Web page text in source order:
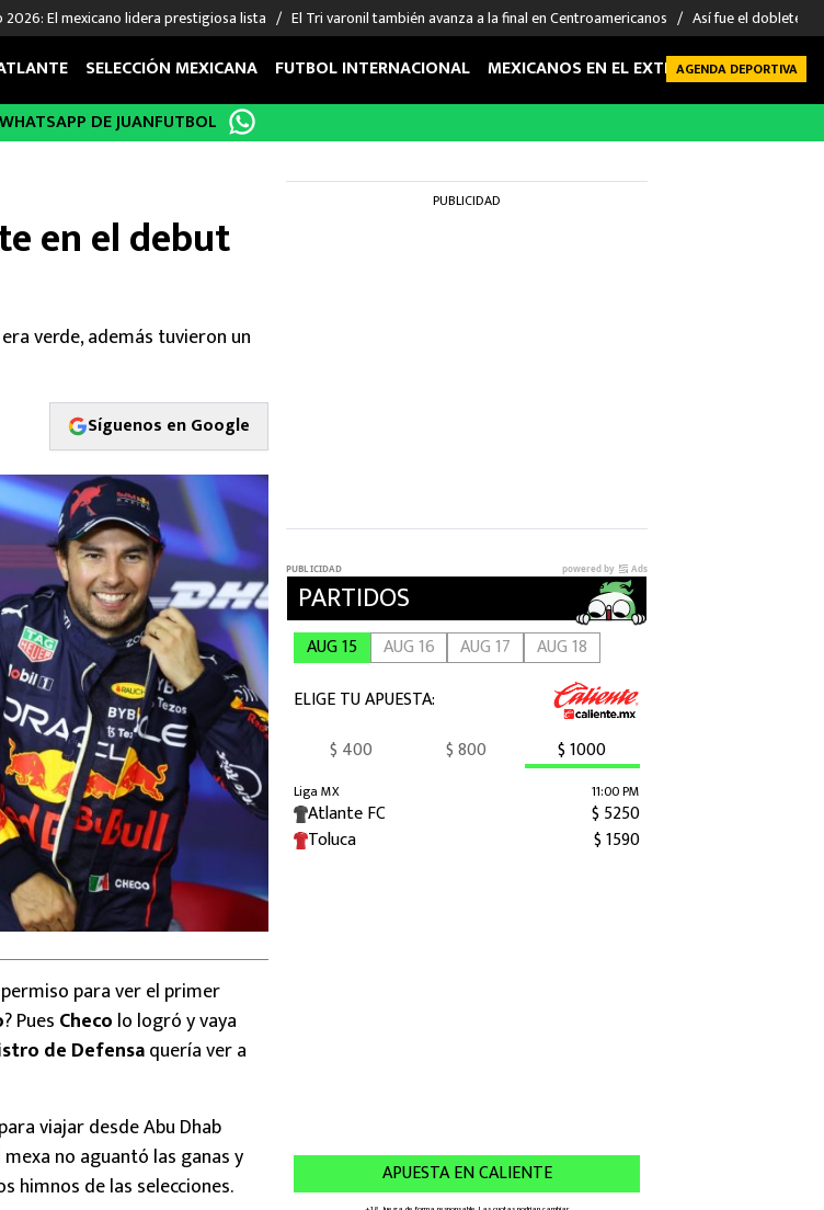
El mexicano lidera prestigiosa lista El Tri varonil también avanza a la final en Centroamericanos Así fue el doblete
FIGURAS
Sergio Ramos
DEPORTES
Boxeo
NBA
SELECCIÓN MEXICANA FUTBOL INTERNACIONAL MEXICANOS EN EL EXTRANJERO FUTBOL
AGENDA DEPORTIVA
DE JUANFUTBOL
en el debut
verde, además tuvieron un
Síguenos en Google
para ver el primer
? Pues Checo lo logró y vaya
de Defensaquería ver a
viajar desde Abu Dhab
mexa no aguantó las ganas y
himnos de las selecciones.
PUBLICIDAD